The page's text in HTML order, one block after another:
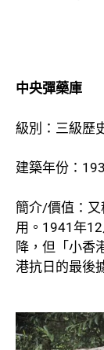
中央彈藥庫
級別：三級歷
建築年份：
簡介/價值：又
用。1941年
降，但「小香
港抗日的最後